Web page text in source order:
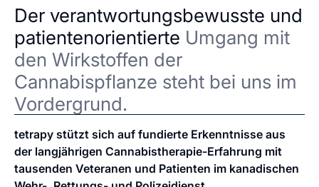
Der verantwortungsbewusste und
patientenorientierte Umgang mit
den Wirkstoffen der
Cannabispflanze steht bei uns im
Vordergrund.
tetrapy stützt sich auf fundierte Erkenntnisse aus
der langjährigen Cannabistherapie-Erfahrung mit
tausenden Veteranen und Patienten im kanadischen